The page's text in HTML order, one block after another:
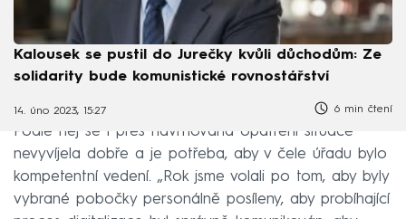
Kalousek se pustil do Jurečky kvůli důchodům: Ze
solidarity bude komunistické rovnostářství
14. úno 2023, 15:27 6 min čtení
Podle něj se i přes navrhovaná opatření situace
nevyvíjela dobře a je potřeba, aby v čele úřadu bylo
kompetentní vedení. „Rok jsme volali po tom, aby byly
vybrané pobočky personálně posíleny, aby probíhající